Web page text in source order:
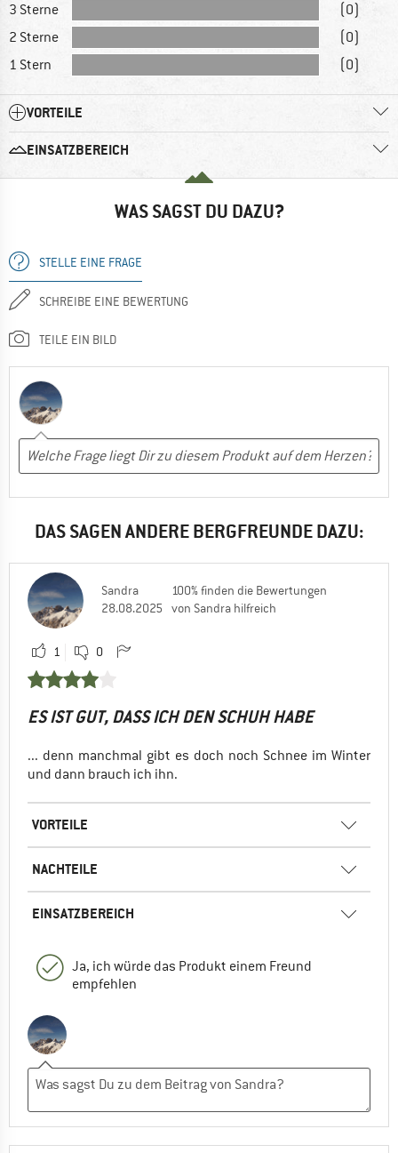
3 Sterne
(0)
2 Sterne
(0)
1 Stern
(0)
VORTEILE
EINSATZBEREICH
WAS SAGST DU DAZU?
STELLE EINE FRAGE
SCHREIBE EINE BEWERTUNG
TEILE EIN BILD
DAS SAGEN ANDERE BERGFREUNDE DAZU:
Sandra
28.08.2025
100% finden die Bewertungen
von Sandra hilfreich
1 0
ES IST GUT, DASS ICH DEN SCHUH HABE
... denn manchmal gibt es doch noch Schnee im Winter
und dann brauch ich ihn.
VORTEILE
NACHTEILE
EINSATZBEREICH
Ja, ich würde das Produkt einem Freund
empfehlen